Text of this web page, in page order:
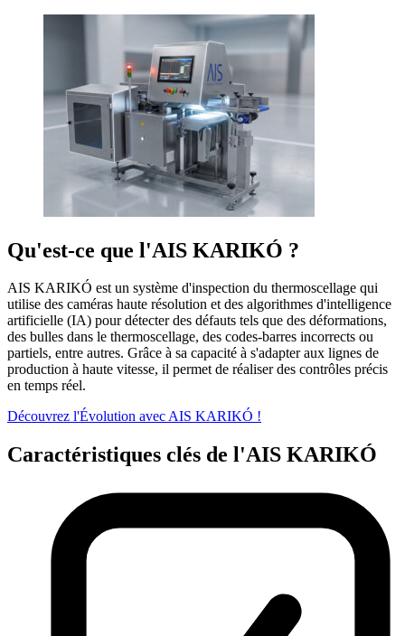
Qu'est-ce que l'AIS KARIKÓ ?
AIS KARIKÓ est un système d'inspection du thermoscellage qui
utilise des caméras haute résolution et des algorithmes d'intelligence
artificielle (IA) pour détecter des défauts tels que des déformations,
des bulles dans le thermoscellage, des codes-barres incorrects ou
partiels, entre autres. Grâce à sa capacité à s'adapter aux lignes de
production à haute vitesse, il permet de réaliser des contrôles précis
en temps réel.
Découvrez l'Évolution avec AIS KARIKÓ !
Caractéristiques clés de l'AIS KARIKÓ